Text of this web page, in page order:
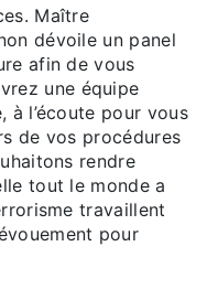
Maître
dévoile un panel
afin de vous
une équipe
à l’écoute pour vous
de vos procédures
rendre
tout le monde a
travaillent
pour